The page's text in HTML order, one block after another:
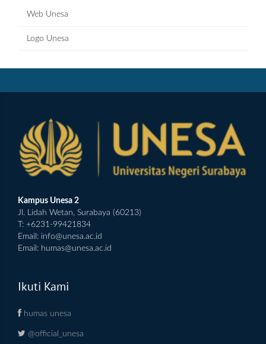
Web Unesa
Logo Unesa
Kampus Unesa 2
Jl. Lidah Wetan, Surabaya (60213)
T: +6231-99421834
Email: info@unesa.ac.id
Email: humas@unesa.ac.id
Ikuti Kami
humas unesa
@official_unesa